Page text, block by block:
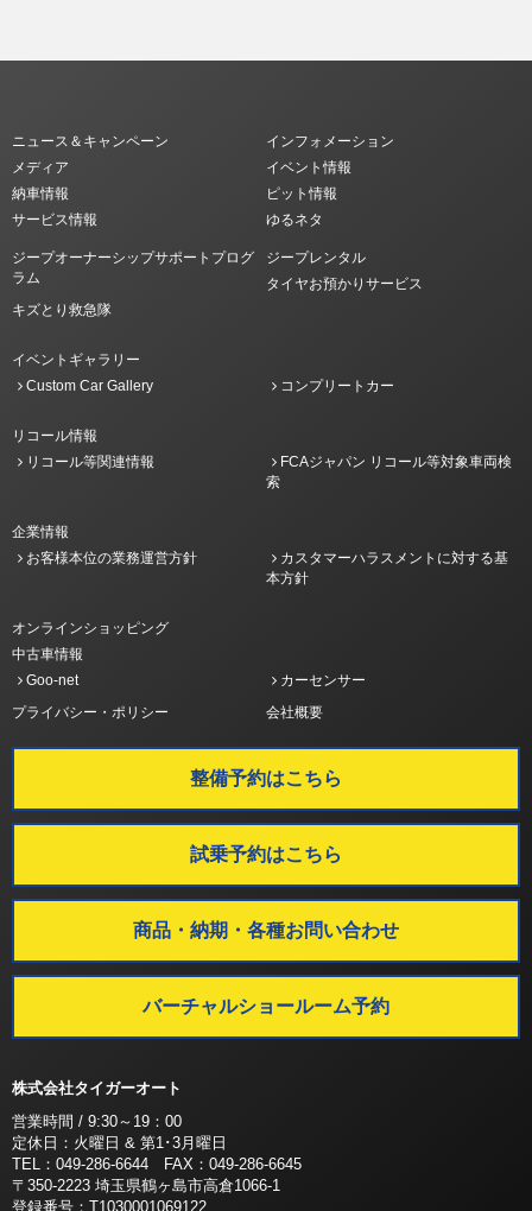
ニュース＆キャンペーン
インフォメーション
メディア
イベント情報
納車情報
ピット情報
サービス情報
ゆるネタ
ジープオーナーシップサポートプログ
ラム
ジープレンタル
タイヤお預かりサービス
キズとり救急隊
イベントギャラリー
Custom Car Gallery
コンプリートカー
リコール情報
リコール等関連情報
FCAジャパン リコール等対象車両検
索
企業情報
お客様本位の業務運営方針
カスタマーハラスメントに対する基
本方針
オンラインショッピング
中古車情報
Goo-net
カーセンサー
プライバシー・ポリシー
会社概要
整備予約はこちら
試乗予約はこちら
商品・納期・各種お問い合わせ
バーチャルショールーム予約
株式会社タイガーオート
営業時間 / 9:30～19：00
定休日：火曜日 & 第1･3月曜日
TEL：049-286-6644 FAX：049-286-6645
〒350-2223 埼玉県鶴ヶ島市高倉1066-1
登録番号：T1030001069122